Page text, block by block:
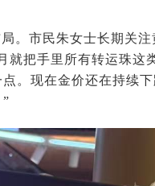
。市民朱女士长期关注
就把手里所有转运珠这
。现在金价还在持续